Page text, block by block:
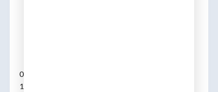
03-07-1927. (Pla de Santa Maria, Alt Camp, 06-11-
1868 – m. 14-07-1939). Llicenciat en veterinària a